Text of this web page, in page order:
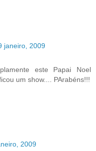
janeiro, 2009
este Papai Noel
um show.... PArabéns!!!
2009